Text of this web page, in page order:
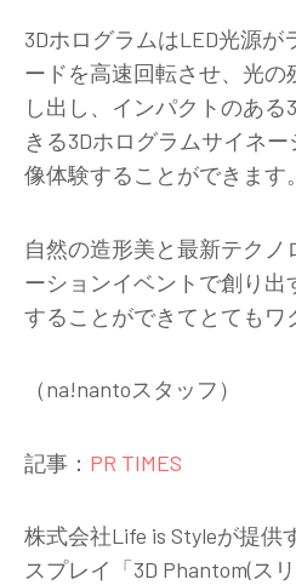
3DホログラムはLED光源が
ードを高速回転させ、光の
し出し、インパクトのある
きる3Dホログラムサイネー
像体験することができます。
自然の造形美と最新テクノ
ーションイベントで創り出
することができてとてもワ
（na!nantoスタッフ）
記事： PR TIMES
株式会社Life is Styleが提供
スプレイ「3D Phantom(ス